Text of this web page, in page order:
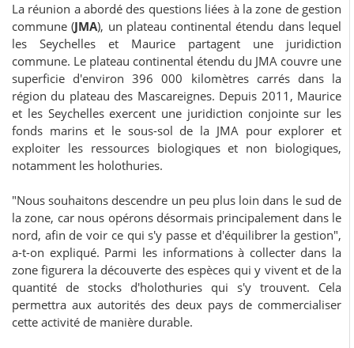
La réunion a abordé des questions liées à la zone de gestion
commune (JMA), un plateau continental étendu dans lequel
les Seychelles et Maurice partagent une juridiction
commune. Le plateau continental étendu du JMA couvre une
superficie d'environ 396 000 kilomètres carrés dans la
région du plateau des Mascareignes. Depuis 2011, Maurice
et les Seychelles exercent une juridiction conjointe sur les
fonds marins et le sous-sol de la JMA pour explorer et
exploiter les ressources biologiques et non biologiques,
notamment les holothuries.
"Nous souhaitons descendre un peu plus loin dans le sud de
la zone, car nous opérons désormais principalement dans le
nord, afin de voir ce qui s'y passe et d'équilibrer la gestion",
a-t-on expliqué. Parmi les informations à collecter dans la
zone figurera la découverte des espèces qui y vivent et de la
quantité de stocks d'holothuries qui s'y trouvent. Cela
permettra aux autorités des deux pays de commercialiser
cette activité de manière durable.